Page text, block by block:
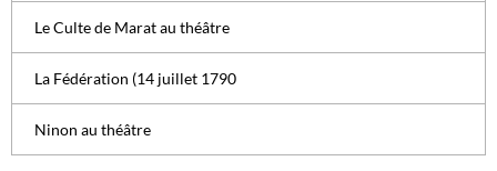
Le Culte de Marat au théâtre
La Fédération (14 juillet 1790
Ninon au théâtre